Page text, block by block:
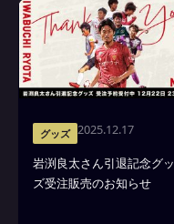
グッズ 2025.12.17
岩渕良太さん引退記念グッ
ズ受注販売のお知らせ